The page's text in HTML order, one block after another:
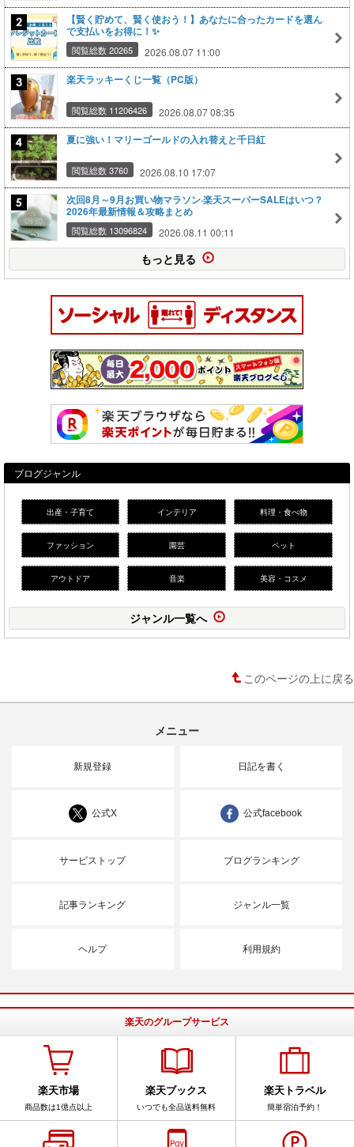
【賢く貯めて、賢く使おう！】あなたに合ったカードを選ん
で支払いをお得に！✨
閲覧総数 20265 2026.08.07 11:00
楽天ラッキーくじ一覧（PC版）
閲覧総数 11206426 2026.08.07 08:35
夏に強い！マリーゴールドの入れ替えと千日紅
閲覧総数 3760 2026.08.10 17:07
次回8月～9月お買い物マラソン·楽天スーパーSALEはいつ？
2026年最新情報＆攻略まとめ
閲覧総数 13096824 2026.08.11 00:11
もっと見る
ブログジャンル
出産・子育て インテリア 料理・食べ物
ファッション 園芸 ペット
アウトドア 音楽 美容・コスメ
ジャンル一覧へ
このページの上に戻る
メニュー
新規登録 日記を書く
公式X 公式facebook
サービストップ ブログランキング
記事ランキング ジャンル一覧
ヘルプ 利用規約
楽天のグループサービス
楽天市場
商品数は1億点以上
楽天ブックス
いつでも全品送料無料
楽天トラベル
簡単宿泊予約！